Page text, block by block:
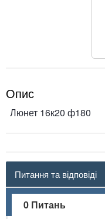
Опис
Люнет 16к20 ф180
Питання та відповіді
0 Питань